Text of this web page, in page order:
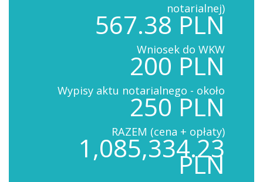
notarialnej)
567.38 PLN
Wniosek do WKW
200 PLN
Wypisy aktu notarialnego - około
250 PLN
RAZEM (cena + opłaty)
1,085,334.23
PLN